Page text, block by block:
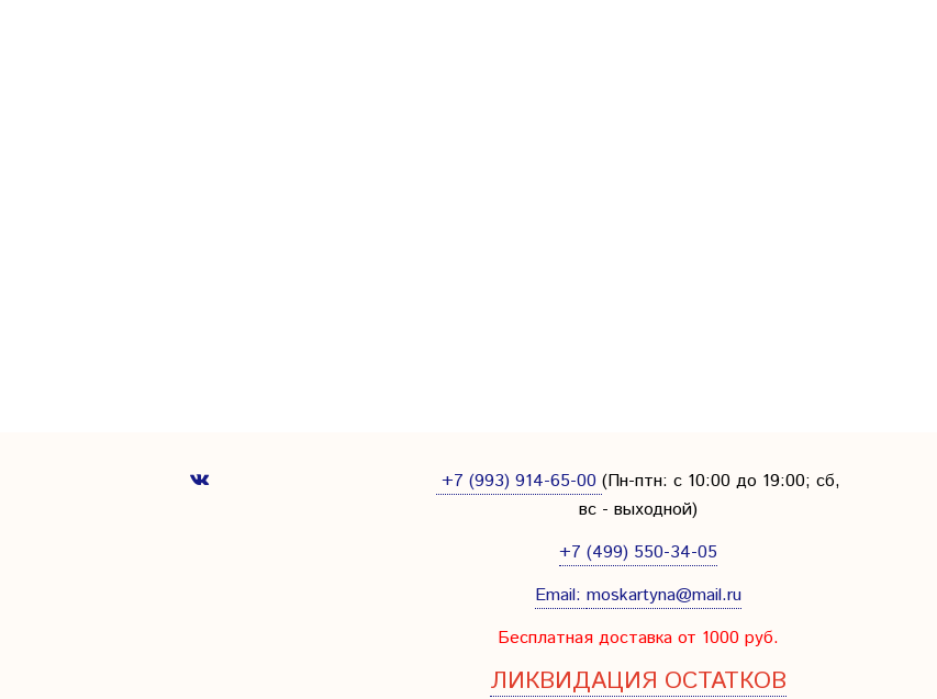
+7 (993) 914-65-00 (Пн-птн: с 10:00 до 19:00; сб,
вс - выходной)
+7 (499) 550-34-05
Email: moskartyna@mail.ru
Бесплатная доставка от 1000 руб.
ЛИКВИДАЦИЯ ОСТАТКОВ